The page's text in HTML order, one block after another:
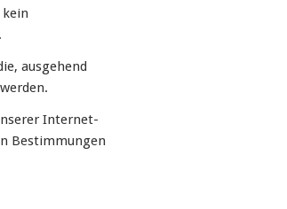
ausgehend
Internet-
Bestimmungen